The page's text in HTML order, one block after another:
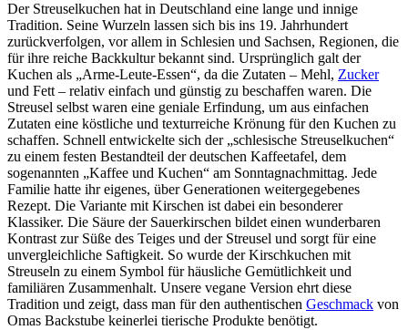
Der Streuselkuchen hat in Deutschland eine lange und innige
Tradition. Seine Wurzeln lassen sich bis ins 19. Jahrhundert
zurückverfolgen, vor allem in Schlesien und Sachsen, Regionen, die
für ihre reiche Backkultur bekannt sind. Ursprünglich galt der
Kuchen als „Arme-Leute-Essen“, da die Zutaten – Mehl, Zucker
und Fett – relativ einfach und günstig zu beschaffen waren. Die
Streusel selbst waren eine geniale Erfindung, um aus einfachen
Zutaten eine köstliche und texturreiche Krönung für den Kuchen zu
schaffen. Schnell entwickelte sich der „schlesische Streuselkuchen“
zu einem festen Bestandteil der deutschen Kaffeetafel, dem
sogenannten „Kaffee und Kuchen“ am Sonntagnachmittag. Jede
Familie hatte ihr eigenes, über Generationen weitergegebenes
Rezept. Die Variante mit Kirschen ist dabei ein besonderer
Klassiker. Die Säure der Sauerkirschen bildet einen wunderbaren
Kontrast zur Süße des Teiges und der Streusel und sorgt für eine
unvergleichliche Saftigkeit. So wurde der Kirschkuchen mit
Streuseln zu einem Symbol für häusliche Gemütlichkeit und
familiären Zusammenhalt. Unsere vegane Version ehrt diese
Tradition und zeigt, dass man für den authentischen Geschmack von
Omas Backstube keinerlei tierische Produkte benötigt.